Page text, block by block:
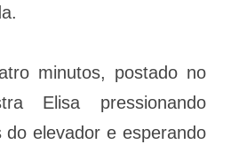
minutos, postado no
Elisa pressionando
do elevador e esperando